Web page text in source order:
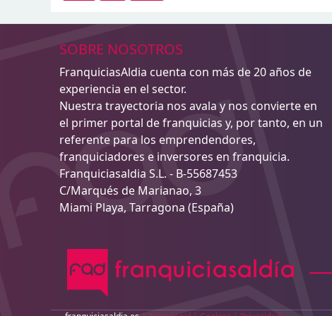
SOBRE NOSOTROS
FranquiciasAldia cuenta con más de 20 años de
experiencia en el sector.
Nuestra trayectoria nos avala y nos convierte en
el primer portal de franquicias y, por tanto, en un
referente para los emprendendores,
franquiciadores e inversores en franquicia.
Franquiciasaldia S.L. - B-55687453
C/Marqués de Marianao, 3
Miami Playa, Tarragona (España)